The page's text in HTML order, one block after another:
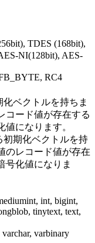
TDES (168bit),
NI(128bit), AES-
RC4
ベクトルを持ちま
コード値が存在する
になります。
初期化ベクトルを持
のレコード値が存在
号化値になりま
int, bigint,
tinytext, text,
varbinary